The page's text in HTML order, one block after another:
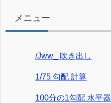
メニュー
/Jww_ 吹き出し
1/75 勾配 計算
100分の1勾配 水平器